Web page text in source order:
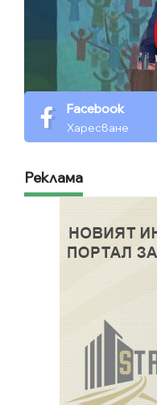
Facebook
Харесване
Реклама